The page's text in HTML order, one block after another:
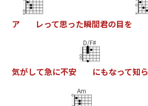
ア レって思った瞬間君の目を
気がして急に不安
D/F#
にもなって知ら
Am